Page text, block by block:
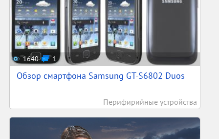
1640 1
Обзор смартфона Samsung GT-S6802 Duos
Перифирийные устройства